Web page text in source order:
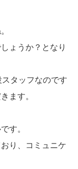
ょうか？となり
タッフなのです
ます。
す。
り、コミュニケ